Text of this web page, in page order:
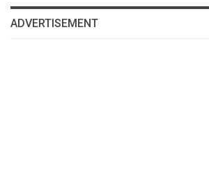
ADVERTISEMENT